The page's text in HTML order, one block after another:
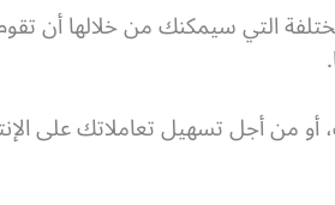
التي سيمكنك من خلالها أن
من أجل تسهيل تعاملاتك على